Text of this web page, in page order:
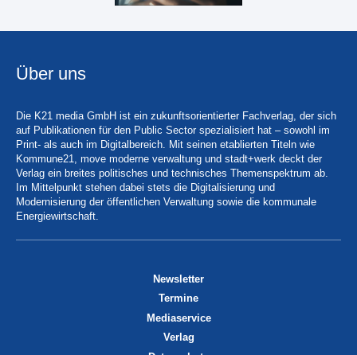
Über uns
Die K21 media GmbH ist ein zukunftsorientierter Fachverlag, der sich
auf Publikationen für den Public Sector spezialisiert hat – sowohl im
Print- als auch im Digitalbereich. Mit seinen etablierten Titeln wie
Kommune21, move moderne verwaltung und stadt+werk deckt der
Verlag ein breites politisches und technisches Themenspektrum ab.
Im Mittelpunkt stehen dabei stets die Digitalisierung und
Modernisierung der öffentlichen Verwaltung sowie die kommunale
Energiewirtschaft.
Newsletter
Termine
Mediaservice
Verlag